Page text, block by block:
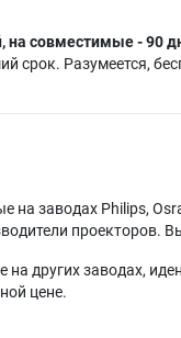
на совместимые - 90
срок. Разумеется,
заводах Philips,
проекторов.
других заводах,
цене.